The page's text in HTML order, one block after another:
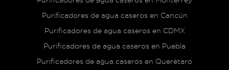
Purificadores de agua caseros en Cancún
Purificadores de agua caseros en CDMX
Purificadores de agua caseros en Puebla
Purificadores de agua caseros en Querétaro